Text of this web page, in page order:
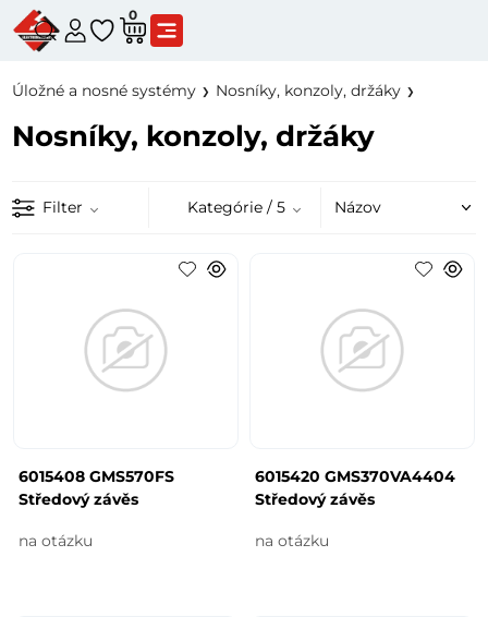
0
Úložné a nosné systémy Nosníky, konzoly, držáky
Nosníky, konzoly, držáky
Filter Kategórie / 5
6015408 GMS570FS
Středový závěs
na otázku
6015420 GMS370VA4404
Středový závěs
na otázku